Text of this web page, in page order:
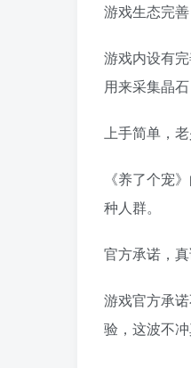
游戏生态完
游戏内设有
用来采集晶石
上手简单，
《养了个宠
种人群。
官方承诺，
游戏官方承
验，这波不